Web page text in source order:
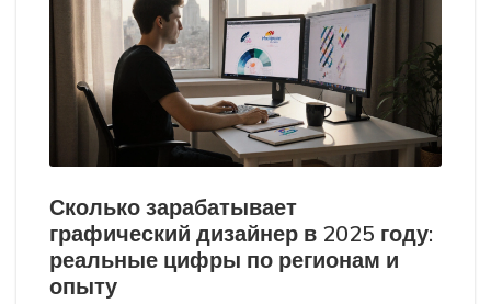
Сколько зарабатывает
графический дизайнер в 2025 году:
реальные цифры по регионам и
опыту